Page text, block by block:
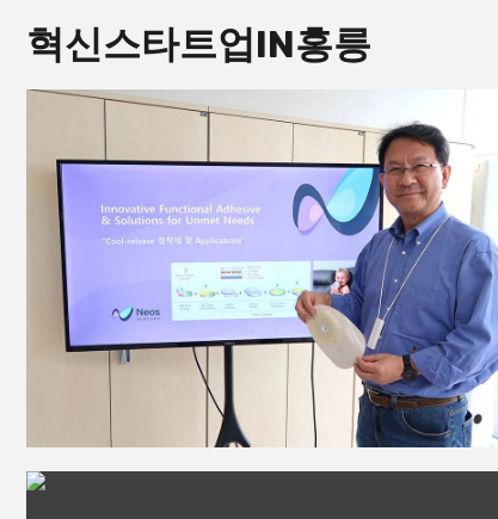
혁신스타트업IN홍릉